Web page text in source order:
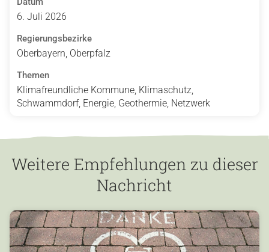
6. Juli 2026
Regierungsbezirke
Oberbayern, Oberpfalz
Themen
Klimafreundliche Kommune, Klimaschutz,
Schwammdorf, Energie, Geothermie, Netzwerk
Weitere Empfehlungen zu dieser
Nachricht